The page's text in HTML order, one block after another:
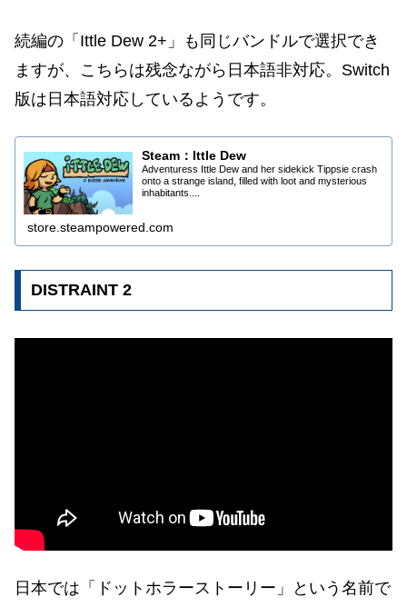
続編の「Ittle Dew 2+」も同じバンドルで選択でき
ますが、こちらは残念ながら日本語非対応。Switch
版は日本語対応しているようです。
Steam：Ittle Dew
Adventuress Ittle Dew and her sidekick Tippsie crash
onto a strange island, filled with loot and mysterious
inhabitants....
store.steampowered.com
DISTRAINT 2
日本では「ドットホラーストーリー」という名前で